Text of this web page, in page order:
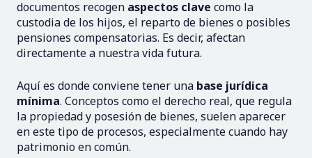
documentos recogen aspectos clave como la
custodia de los hijos, el reparto de bienes o posibles
pensiones compensatorias. Es decir, afectan
directamente a nuestra vida futura.
Aquí es donde conviene tener una base jurídica
mínima. Conceptos como el derecho real, que regula
la propiedad y posesión de bienes, suelen aparecer
en este tipo de procesos, especialmente cuando hay
patrimonio en común.